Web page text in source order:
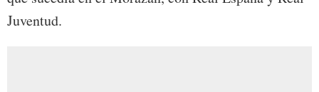
Juventud.